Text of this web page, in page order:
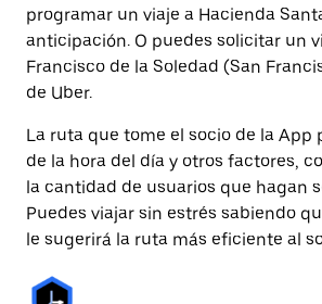
programar un viaje a Hacienda
anticipación. O puedes solicitar un
Francisco de la Soledad (San
de Uber.
La ruta que tome el socio de la App
de la hora del día y otros factores,
la cantidad de usuarios que hagan
Puedes viajar sin estrés sabiendo
le sugerirá la ruta más eficiente al